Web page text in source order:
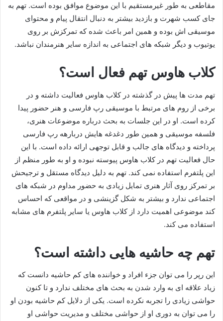
مقاطعی به طور غیرمستقیم با این موضوع موافق بوده است. تهم به
جای کسب شهرت و بازدید بیشتر به دنبال انتقال پیام و محتوای
موسیقی‌ اش بوده و همین امر باعث شده که تمرکزش بر روی
یوتیوب و دیگر شبکه‌ های اجتماعی به اندازه سایر هنرمندان نباشد.
کلاب هاوس تهم فعال است؟
تهم مدت ها پیش در گذشته در کلاب‌ هاوس فعالیت داشته و در
برخی از روم‌ های مرتبط با موسیقی رپ فارسی و هنر حضور پیدا
کرده است. او در این جلسات به بحث درباره موضوعات هنری،
فلسفه موسیقی و همین‌ طور دغدغه‌ هایش دربارهه رپ فارسی
پرداخته و دیدگاه‌ های جالب و قابل توجهی ارائه داده است. با این
حال فعالیت تهم در کلاب‌ هاوس پیوسته نبوده و او به‌ طور منظم از
این پلتفرم استفاده نمی‌ کند. تهم به دلیل دیدگاه مستقل و ترجیحش
بر تمرکز روی آثار هنری تمایل زیادی به حضور مداوم در شبکه‌ های
اجتماعی ندارد و بیشتر به شکل گزینشی و در مواقعی که احساس
کند موضوعی اهمیت دارد از کلاب‌ هاوس یا سایر پلتفرم‌ های مشابه
استفاده می‌ کند.
تهم چه حاشیه هایی داشته است؟
این رپر را می توان جزء افراد و خواننده های کم حاشیه دانست که
زیاد علاقه ای به وارد شدن به بحث های مختلف ندارد و تا کنون
حواشی زیادی را تجربه نکرده است. یکی از دلایل کم حاشیه بودن او
را می توان به دوری او از حواشی مختلف و مدیریت حواشی او